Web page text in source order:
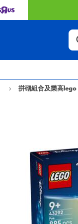
拼砌組合及樂高lego